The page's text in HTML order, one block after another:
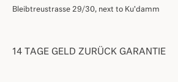
Bleibtreustrasse 29/30, next to Ku'damm
14 TAGE GELD ZURÜCK GARANTIE